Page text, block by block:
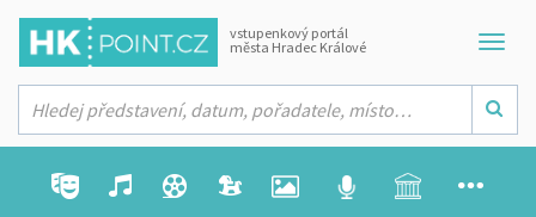
vstupenkový portál
města Hradec Králové